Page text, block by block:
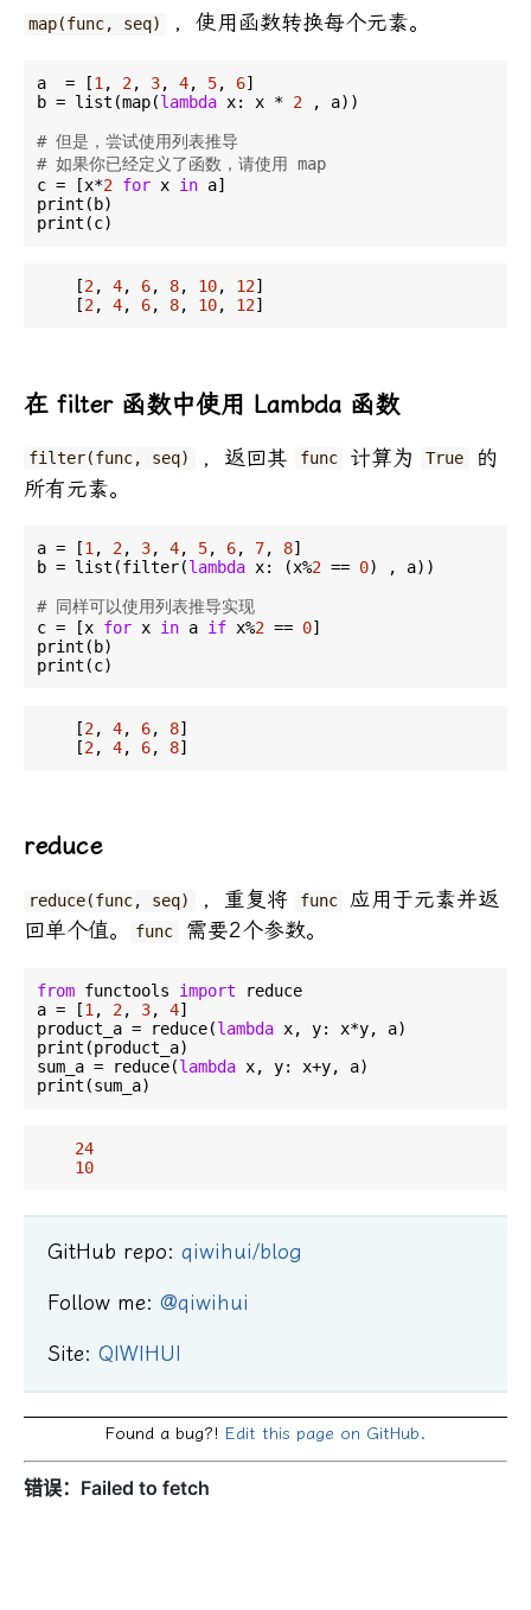
map(func, seq) ，使用函数转换每个元素。
a  = [1, 2, 3, 4, 5, 6]
b = list(map(lambda x: x * 2 , a))
# 但是，尝试使用列表推导
# 如果你已经定义了函数，请使用 map
c = [x*2 for x in a]
print(b)
    [
2, 4, 6, 8, 10, 12]
    [
2, 4, 6, 8, 10, 12
在 filter 函数中使用 Lambda 函数
filter(func, seq) ，返回其 func 计算为 True
的
所有元素。
a = [1 , 2, 3, 4, 5, 6, 7, 8]
b = list(filter(lambda x: (x%2 == 0) , a))
# 同样可以使用列表推导实现
c = [x for x in a if x%2 == 0]
print(b)
    [
2, 4, 6, 8]
    [
2, 4, 6, 8
reduce
reduce(func, seq) ，重复将 func
应用于元素并返
回单个值。
func 需要2个参数。
from functools import reduce
a = [1, 2, 3, 4]
product_a = reduce(lambda x, y: x*y, a)
print(product_a)
sum_a = reduce(lambda x, y: x+y, a)
24
10
GitHub repo: qiwihui/blog
Follow me: @qiwihui
Site: QIWIHUI
Found a bug?! Edit this page on GitHub.